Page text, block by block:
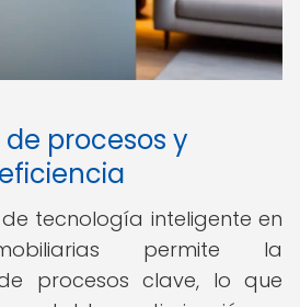
procesos y
tecnología inteligente en
permite la
procesos clave, lo que